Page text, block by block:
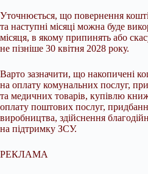
Уточнюється, що повернення
та наступні місяці можна буде
місяця, в якому припинять або
не пізніше 30 квітня 2028 року.
Варто зазначити, що накопичені
на оплату комунальних послуг,
та медичних товарів, купівлю
оплату поштових послуг,
виробництва, здійснення
на підтримку ЗСУ.
РЕКЛАМА